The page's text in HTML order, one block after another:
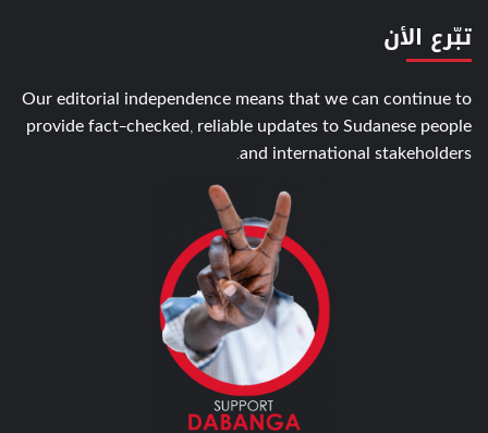
تبّرع الأن
Our editorial independence means that we can continue to
provide fact-checked, reliable updates to Sudanese people
and international stakeholders.